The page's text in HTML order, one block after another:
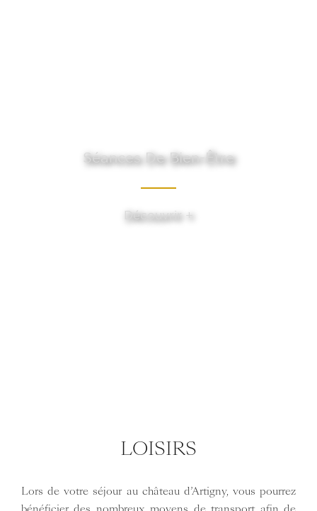
Séances De Bien-Être
Découvrir +
LOISIRS
Lors de votre séjour au château d’Artigny, vous pourrez